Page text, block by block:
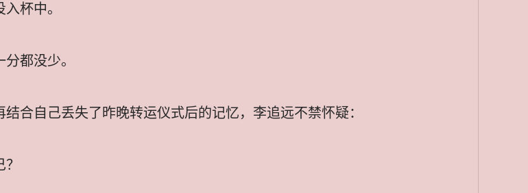
杯中。
都没少。
合自己丢失了昨晚转运仪式后的记忆，李追远不禁怀疑：